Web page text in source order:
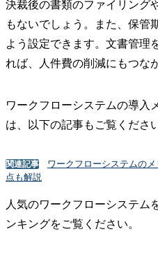
決裁後の書類のファイリング
もないでしょう。また、保管
よう設定できます。文書管理
れば、人件費の削減にもつな
ワークフローシステムの導入
は、以下の記事もご覧ください
関連記事
ワークフローシステムの
点も解説
人気のワークフローシステム
ンキングをご覧ください。